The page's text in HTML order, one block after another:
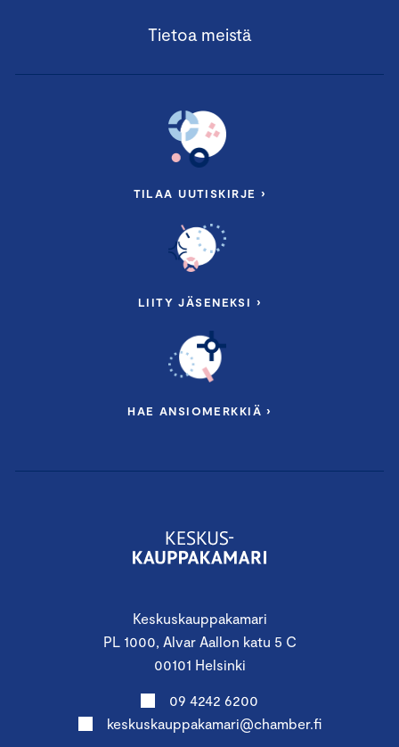
Keskuskauppakamari
PL 1000, Alvar Aallon katu 5 C
00101 Helsinki
09 4242 6200
keskuskauppakamari@chamber.fi
Tietoa meistä
TILAA UUTISKIRJE ›
LIITY JÄSENEKSI ›
HAE ANSIOMERKKIÄ ›